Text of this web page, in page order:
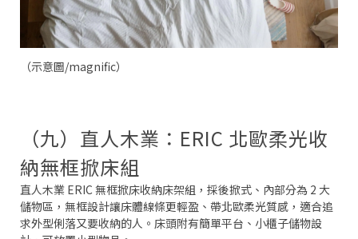
（示意圖/magnific）
（九）直人木業：ERIC 北歐柔光收
納無框掀床組
直人木業 ERIC 無框掀床收納床架組，採後掀式、內部分為 2 大
儲物區，無框設計讓床體線條更輕盈、帶北歐柔光質感，適合追
求外型俐落又要收納的人。床頭附有簡單平台、小櫃子儲物設